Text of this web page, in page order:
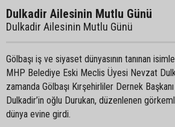
Dulkadir Ailesinin Mutlu Günü
Dulkadir Ailesinin Mutlu Günü
Gölbaşı iş ve siyaset dünyasının tanınan
MHP Belediye Eski Meclis Üyesi Nevzat
zamanda Gölbaşı Kırşehirliler Dernek
Dulkadir’in oğlu Durukan, düzenlenen
dünya evine girdi.